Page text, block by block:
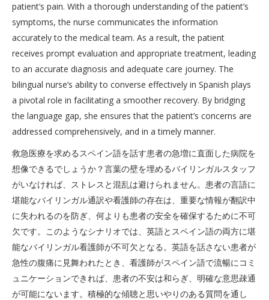
patient’s pain. With a thorough understanding of the patient’s
symptoms, the nurse communicates the information
accurately to the medical team. As a result, the patient
receives prompt evaluation and appropriate treatment, leading
to an accurate diagnosis and adequate care journey. The
bilingual nurse’s ability to converse effectively in Spanish plays
a pivotal role in facilitating a smoother recovery. By bridging
the language gap, she ensures that the patient’s concerns are
addressed comprehensively, and in a timely manner.
救急医療を求めるスペイン語を話す患者の急増に直面した病院を
想像できるでしょうか？言葉の壁を埋めるバイリンガルスタッフ
がいなければ、ストレスと混乱は避けられません。患者の言語に
堪能なバイリンガル通訳や看護師の存在は、重要な情報が翻訳中
に失われるのを防ぎ、何よりも患者の安全を確保するために不可
欠です。このようなシナリオでは、英語とスペイン語の両方に堪
能なバイリンガル看護師が不可欠となる。英語を話さない患者が
急性の腹痛に見舞われたとき、看護師がスペイン語で流暢にコミ
ュニケーションできれば、患者の不安は和らぎ、明確な意思疎通
が可能にないます。積極的な傾聴と思いやりのある質問を通し